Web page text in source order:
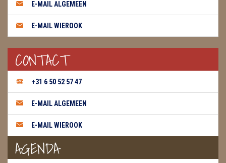
E-MAIL ALGEMEEN
E-MAIL WIEROOK
CONTACT
+31 6 50 52 57 47
E-MAIL ALGEMEEN
E-MAIL WIEROOK
AGENDA